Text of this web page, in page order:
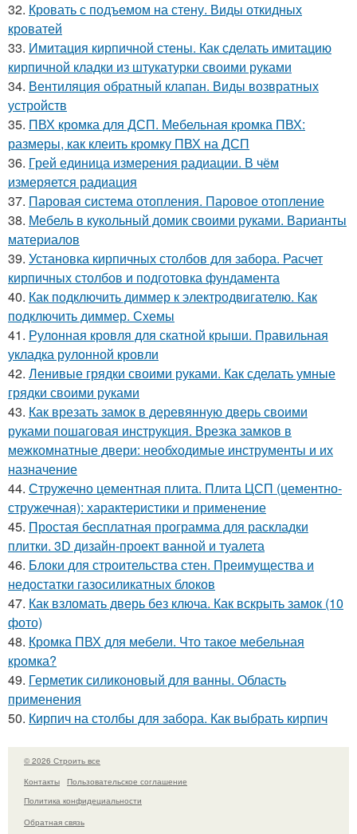
32. Кровать с подъемом на стену. Виды откидных
кроватей
33. Имитация кирпичной стены. Как сделать имитацию
кирпичной кладки из штукатурки своими руками
34. Вентиляция обратный клапан. Виды возвратных
устройств
35. ПВХ кромка для ДСП. Мебельная кромка ПВХ:
размеры, как клеить кромку ПВХ на ДСП
36. Грей единица измерения радиации. В чём
измеряется радиация
37. Паровая система отопления. Паровое отопление
38. Мебель в кукольный домик своими руками. Варианты
материалов
39. Установка кирпичных столбов для забора. Расчет
кирпичных столбов и подготовка фундамента
40. Как подключить диммер к электродвигателю. Как
подключить диммер. Схемы
41. Рулонная кровля для скатной крыши. Правильная
укладка рулонной кровли
42. Ленивые грядки своими руками. Как сделать умные
грядки своими руками
43. Как врезать замок в деревянную дверь своими
руками пошаговая инструкция. Врезка замков в
межкомнатные двери: необходимые инструменты и их
назначение
44. Стружечно цементная плита. Плита ЦСП (цементно-
стружечная): характеристики и применение
45. Простая бесплатная программа для раскладки
плитки. 3D дизайн-проект ванной и туалета
46. Блоки для строительства стен. Преимущества и
недостатки газосиликатных блоков
47. Как взломать дверь без ключа. Как вскрыть замок (10
фото)
48. Кромка ПВХ для мебели. Что такое мебельная
кромка?
49. Герметик силиконовый для ванны. Область
применения
50. Кирпич на столбы для забора. Как выбрать кирпич
© 2026 Строить все
Контакты
Пользовательское соглашение
Политика конфидециальности
Обратная связь